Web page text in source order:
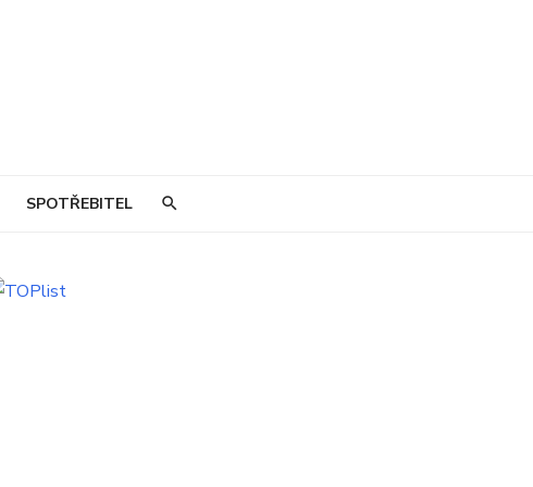
SPOTŘEBITEL